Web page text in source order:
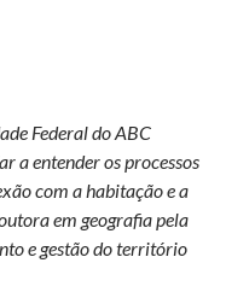
Federal do ABC
a entender os processos
com a habitação e a
em geografia pela
e gestão do território
de Jesus: Por que